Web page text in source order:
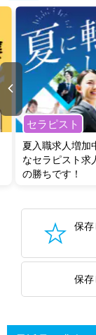
セラピスト
夏入職求人増加
なセラピスト求
の勝ちです！
保存
保存